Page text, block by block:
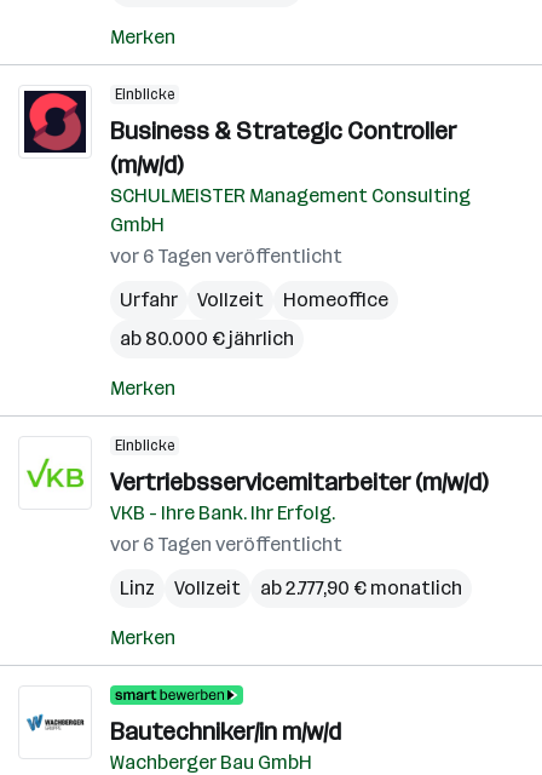
Merken
Einblicke
Business & Strategic Controller
(m/w/d)
SCHULMEISTER Management Consulting
GmbH
vor 6 Tagen veröffentlicht
Urfahr
Vollzeit
Homeoffice
ab 80.000 € jährlich
Merken
Einblicke
Vertriebsservicemitarbeiter (m/w/d)
VKB - Ihre Bank. Ihr Erfolg.
vor 6 Tagen veröffentlicht
Linz
Vollzeit ab 2.777,90 € monatlich
Merken
Bautechniker/in m/w/d
Wachberger Bau GmbH